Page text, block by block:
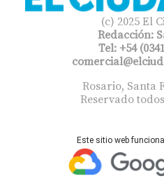
(c) 2025 El
Redacción:
Tel: +54
Rosario, Santa
Reservado
Este sitio web